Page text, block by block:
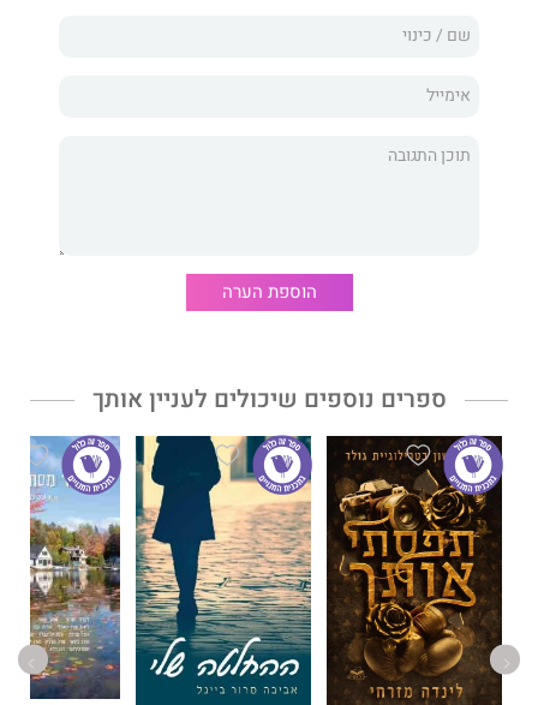
– אריאלה באום – סילביה ורמן – פאני רצר – ענבל אוחנה – רעות
סאסי – שובל מימון – זהבית טל און – יולנדה הירש סופר – שירי
הוספת הערה
ספרים נוספים שיכולים לעניין אותך